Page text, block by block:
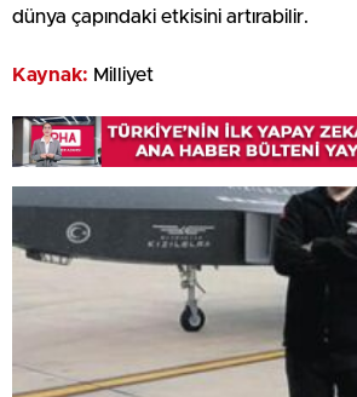
dünya çapındaki etkisini artırabilir.
Kaynak: Milliyet